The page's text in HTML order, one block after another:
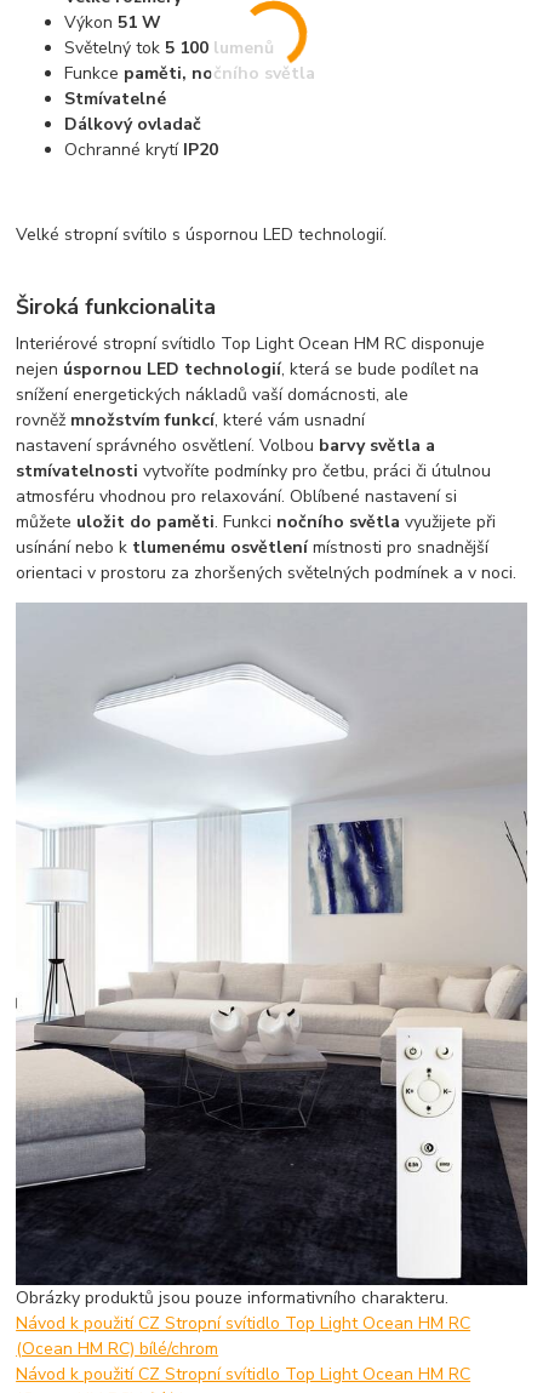
Výkon 51 W
Světelný tok 5 100 lumenů
Funkce paměti, nočního světla
Stmívatelné
Dálkový ovladač
Ochranné krytí IP20
Velké stropní svítilo s úspornou LED technologií.
Široká funkcionalita
Interiérové stropní svítidlo Top Light Ocean HM RC disponuje
nejen úspornou LED technologií, která se bude podílet na
snížení energetických nákladů vaší domácnosti, ale
rovněž množstvím funkcí, které vám usnadní
nastavení správného osvětlení. Volbou barvy světla a
stmívatelnosti vytvoříte podmínky pro četbu, práci či útulnou
atmosféru vhodnou pro relaxování. Oblíbené nastavení si
můžete uložit do paměti. Funkci nočního světla využijete při
usínání nebo k tlumenému osvětlenímístnosti pro snadnější
orientaci v prostoru za zhoršených světelných podmínek a v noci.
Obrázky produktů jsou pouze informativního charakteru.
Návod k použití CZ Stropní svítidlo Top Light Ocean HM RC
(Ocean HM RC) bílé/chrom
Návod k použití CZ Stropní svítidlo Top Light Ocean HM RC